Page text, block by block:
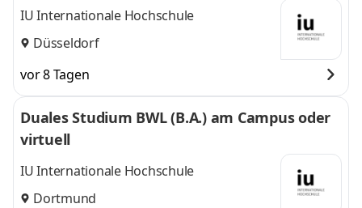
IU Internationale Hochschule
Düsseldorf
vor 8 Tagen
Duales Studium BWL (B.A.) am Campus oder
virtuell
IU Internationale Hochschule
Dortmund